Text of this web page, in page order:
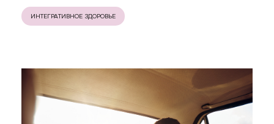
ИНТЕГРАТИВНОЕ ЗДОРОВЬЕ